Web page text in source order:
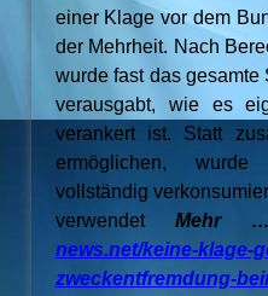
einer Klage vor dem
der Mehrheit. Nach
wurde fast das
verausgabt, wie es
verankert ist. Statt
ermöglichen,
vollständig
verwendet
news.net/keine-klage-
zweckentfremdung-